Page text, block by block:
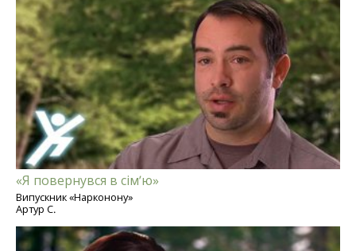
«Я повернувся в сім’ю»
Випускник «Нарконону»
Артур С.